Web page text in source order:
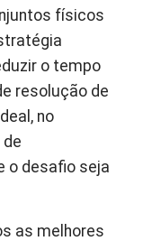
físicos
o tempo
resolução de
no
o desafio seja
as melhores